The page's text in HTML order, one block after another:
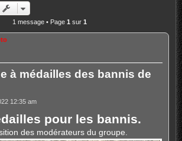
1 message • Page 1 sur 1
à médailles des bannis de
12:35 am
pour les bannis.
des modérateurs du groupe.